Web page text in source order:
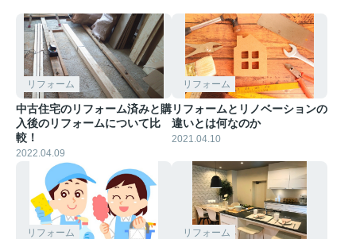
リフォーム
中古住宅のリフォーム済みと購
入後のリフォームについて比
較！
2022.04.09
リフォーム
リフォームとリノベーションの
違いとは何なのか
2021.04.10
リフォーム リフォーム